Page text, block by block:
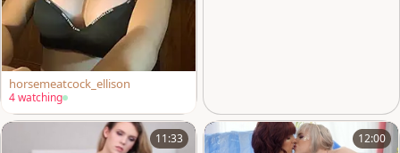
horsemeatcock_ellison
4 watching
11:33 12:00